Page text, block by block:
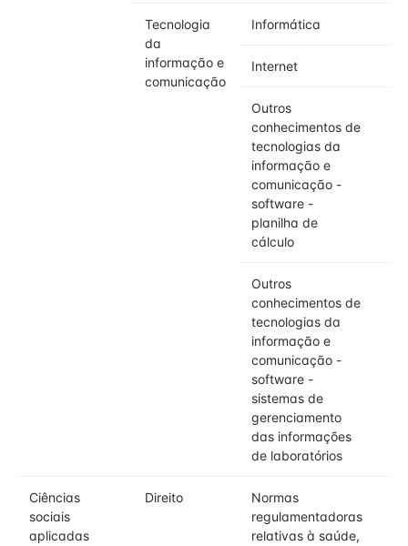
Tecnologia
da
informação e
comunicação
Informática
Internet
Outros
conhecimentos de
tecnologias da
informação e
comunicação -
software -
planilha de
cálculo
Outros
conhecimentos de
tecnologias da
informação e
comunicação -
software -
sistemas de
gerenciamento
das informações
de laboratórios
Ciências
sociais
aplicadas
Direito
Normas
regulamentadoras
relativas à saúde,